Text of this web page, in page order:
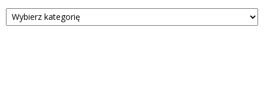
Kategorie